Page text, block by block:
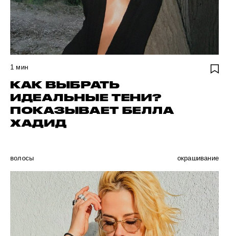
1 мин
КАК ВЫБРАТЬ
ИДЕАЛЬНЫЕ ТЕНИ?
ПОКАЗЫВАЕТ БЕЛЛА
ХАДИД
волосы окрашивание